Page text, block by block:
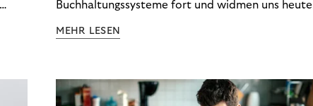
Buchhaltungssysteme fort und widmen uns heute
im D2C-Bereich.
MEHR LESEN